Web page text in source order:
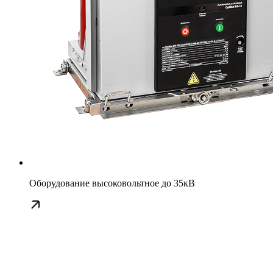
Оборудование высоковольтное до 35кВ